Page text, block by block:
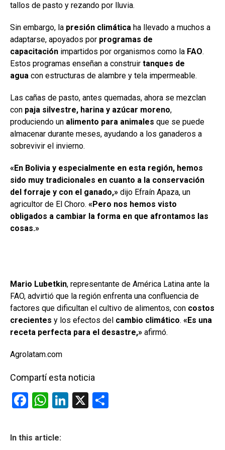
tallos de pasto y rezando por lluvia.
Sin embargo, la presión climática ha llevado a muchos a
adaptarse, apoyados por programas de
capacitación impartidos por organismos como la FAO.
Estos programas enseñan a construir tanques de
agua con estructuras de alambre y tela impermeable.
Las cañas de pasto, antes quemadas, ahora se mezclan
con paja silvestre, harina y azúcar moreno,
produciendo un alimento para animales que se puede
almacenar durante meses, ayudando a los ganaderos a
sobrevivir el invierno.
«En Bolivia y especialmente en esta región, hemos
sido muy tradicionales en cuanto a la conservación
del forraje y con el ganado,» dijo Efraín Apaza, un
agricultor de El Choro. «Pero nos hemos visto
obligados a cambiar la forma en que afrontamos las
cosas.»
Mario Lubetkin, representante de América Latina ante la
FAO, advirtió que la región enfrenta una confluencia de
factores que dificultan el cultivo de alimentos, con costos
crecientes y los efectos del cambio climático. «Es una
receta perfecta para el desastre,» afirmó.
Agrolatam.com
Compartí esta noticia
F
ce
W
at
Li
X
In this article: